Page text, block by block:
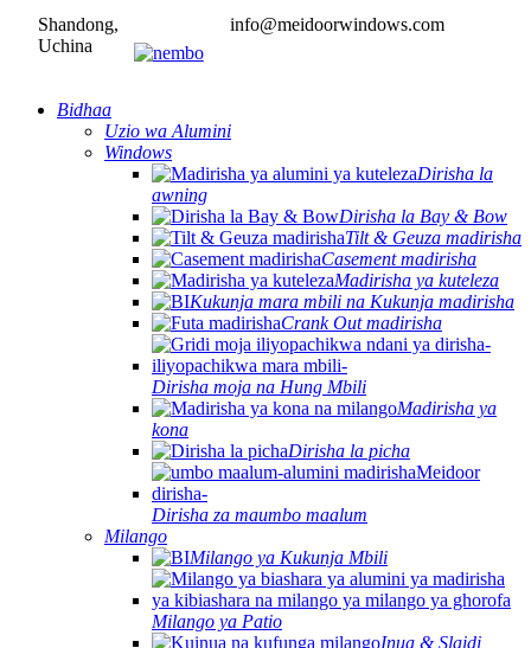
Shandong,
Uchina
info@meidoorwindows.com
Bidhaa
Uzio wa Alumini
Windows
Dirisha la
awning
Dirisha la Bay & Bow
Tilt & Geuza madirisha
Casement madirisha
Madirisha ya kuteleza
Kukunja mara mbili na Kukunja madirisha
Crank Out madirisha
Dirisha moja na Hung Mbili
Madirisha ya
kona
Dirisha la picha
Dirisha za maumbo maalum
Milango
Milango ya Kukunja Mbili
Milango ya Patio
Inua & Slaidi